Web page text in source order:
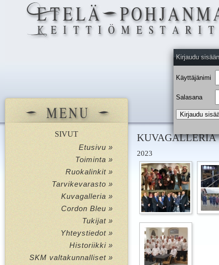
SIVUT
Etusivu »
Toiminta »
Ruokalinkit »
Tarvikevarasto »
Kuvagalleria »
Cordon Bleu »
Tukijat »
Yhteystiedot »
Historiikki »
SKM valtakunnalliset »
Kirjaudu sisään
Käyttäjänimi
Salasana
KUVAGALLERIA
2023